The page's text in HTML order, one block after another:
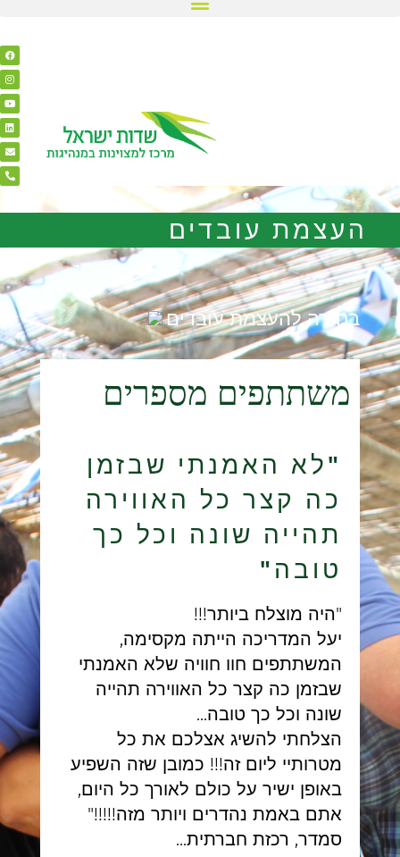
העצמת עובדים
בחזרה להעצמת עובדים
משתתפים מספרים
"לא האמנתי שבזמן
כה קצר כל האווירה
תהייה שונה וכל כך
טובה"
"היה מוצלח ביותר!!!
יעל המדריכה הייתה מקסימה,
המשתתפים חוו חוויה שלא האמנתי
שבזמן כה קצר כל האווירה תהייה
שונה וכל כך טובה...
הצלחתי להשיג אצלכם את כל
מטרותיי ליום זה!!! כמובן שזה השפיע
באופן ישיר על כולם לאורך כל היום,
אתם באמת נהדרים ויותר מזה!!!!!"
סמדר, רכזת חברתית...